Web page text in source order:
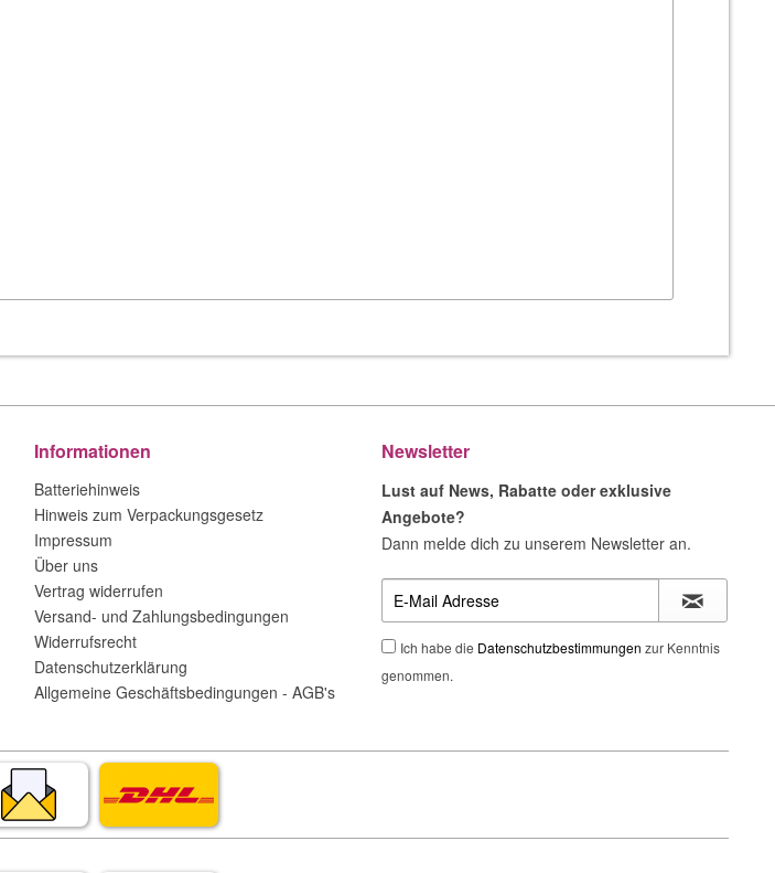
Informationen
Batteriehinweis
Hinweis zum Verpackungsgesetz
Impressum
Über uns
Vertrag widerrufen
Versand- und Zahlungsbedingungen
Widerrufsrecht
Datenschutzerklärung
Allgemeine Geschäftsbedingungen - AGB's
Newsletter
Lust auf News, Rabatte oder exklusive
Angebote?
Dann melde dich zu unserem Newsletter an.
Ich habe die Datenschutzbestimmungen zur Kenntnis
genommen.